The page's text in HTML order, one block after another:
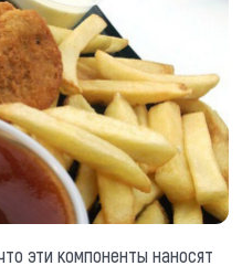
эти компоненты наносят